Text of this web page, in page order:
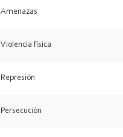
Amenazas
Violencia física
Represión
Persecución